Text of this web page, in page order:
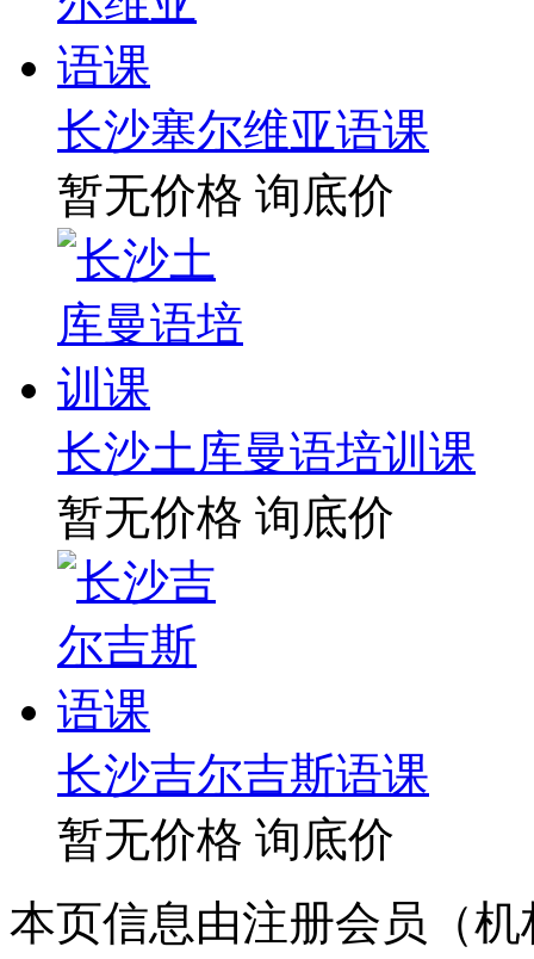
长沙塞尔维亚语课
暂无价格 询底价
长沙土库曼语培训课
暂无价格 询底价
长沙吉尔吉斯语课
暂无价格 询底价
本页信息由注册会员（